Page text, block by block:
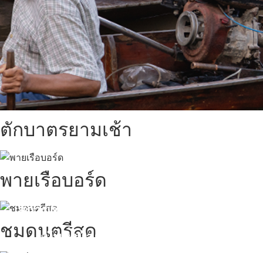
นับหิ่งห้อย ร้อยลำพู ดูพระจันทร์
ตักบาตรยามเช้า
พายเรือบอร์ด
ชมดนตรีสด
สถานที่ท่องเที่ยวรอบรีสอร์ท
"ตลาดน้ำอัมพวา"